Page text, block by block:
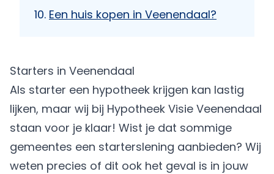
Een huis kopen in Veenendaal?
Starters in Veenendaal
Als starter een hypotheek krijgen kan lastig
lijken, maar wij bij Hypotheek Visie Veenendaal
staan voor je klaar! Wist je dat sommige
gemeentes een starterslening aanbieden? Wij
weten precies of dit ook het geval is in jouw